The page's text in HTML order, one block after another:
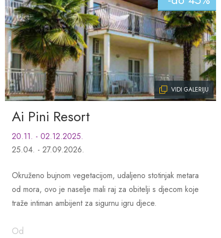
VIDI GALERIJU
Od
Ai Pini Resort
20.11. - 02.12.2025.
25.04. - 27.09.2026.
Okruženo bujnom vegetacijom, udaljeno stotinjak metara
od mora, ovo je naselje mali raj za obitelji s djecom koje
traže intiman ambijent za sigurnu igru djece.